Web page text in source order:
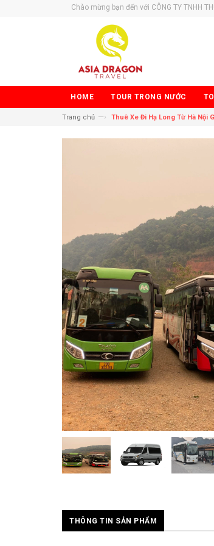
Chào mừng bạn đến với CÔNG TY TNHH
HOME TOUR TRONG NƯỚC
Trang chủ —› Thuê Xe Đi Hạ Long Từ Hà Nội
THÔNG TIN SẢN PHẨM